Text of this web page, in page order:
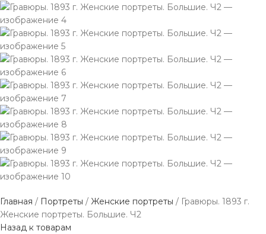
Главная Портреты Женские портреты
Гравюры. 1893 г.
Женские портреты. Большие. Ч2
Назад к товарам